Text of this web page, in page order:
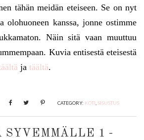
tähän meidän eteiseen. Se on nyt
olohuoneen kanssa, jonne ostimme
Näin sitä vaan muuttuu
Kuvia entisestä eteisestä
ja täältä.
CATEGORY: KOTI SISUSTUS
SYVEMMÄLLE 1 -